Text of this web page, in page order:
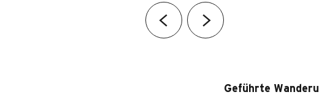
Geführte